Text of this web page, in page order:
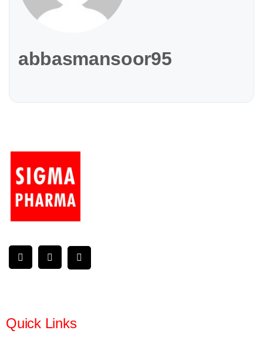
abbasmansoor95
Quick Links